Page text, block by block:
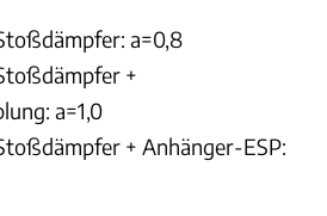
a=0,8
+
a=1,0
+ Anhänger-ESP: